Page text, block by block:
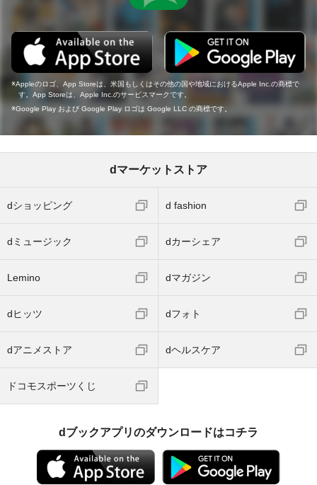
Appleのロゴ、App Storeは、米国もしくはその他の国や地域におけるApple Inc.の商標で
す。App Storeは、Apple Inc.のサービスマークです。
Google Play および Google Play ロゴは Google LLC の商標です。
dマーケットストア
dショッピング d fashion
dミュージック dカーシェア
Lemino dマガジン
dヒッツ dフォト
dアニメストア dヘルスケア
ドコモスポーツくじ
dブックアプリのダウンロードはコチラ